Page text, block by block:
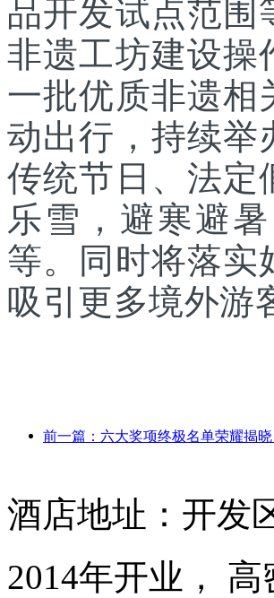
品开发试点范围
非遗工坊建设操
一批优质非遗相
动出行，持续举
传统节日、法定
乐雪，避寒避
等。同时将落实
吸引更多境外游
酒店地址：开发
2014年开业，